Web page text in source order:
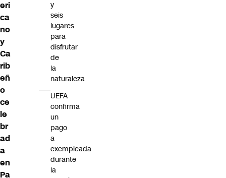
eri
ca
no
y
Ca
rib
eñ
o
ce
le
br
ad
a
en
Pa
y
seis
lugares
para
disfrutar
de
la
naturaleza
UEFA
confirma
un
pago
a
exempleada
durante
la